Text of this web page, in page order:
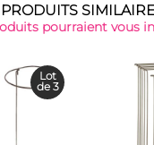
PRODUITS
pourraient vous
Lot
de 3